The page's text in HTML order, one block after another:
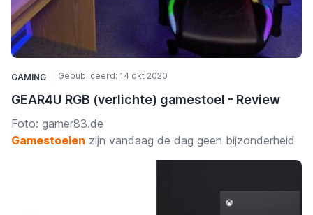
GAMING Gepubliceerd: 14 okt 2020
GEAR4U RGB (verlichte) gamestoel - Review
Foto: gamer83.de
Gamestoelen zijn vandaag de dag geen bijzonderheid
meer. Ze zijn al lang geleden toegevoegd aan
standaarduitrusting als een goede speelmuis. Ik had al
eens eerder de kans om een gamestoel te testen. Het